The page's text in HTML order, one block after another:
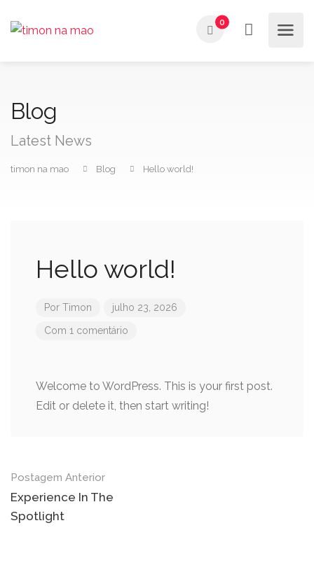
0
Blog
Latest News
timon na mao Blog Hello world!
Hello world!
Por Timon julho 23, 2026
Com 1 comentário
Welcome to WordPress. This is your first post.
Edit or delete it, then start writing!
Navegação
do
post
Postagem Anterior
Experience In The
Spotlight